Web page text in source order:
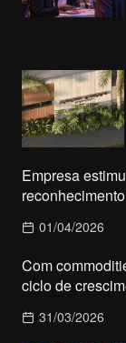
Empresa
01/04/2026
Com
ciclo de
31/03/2026